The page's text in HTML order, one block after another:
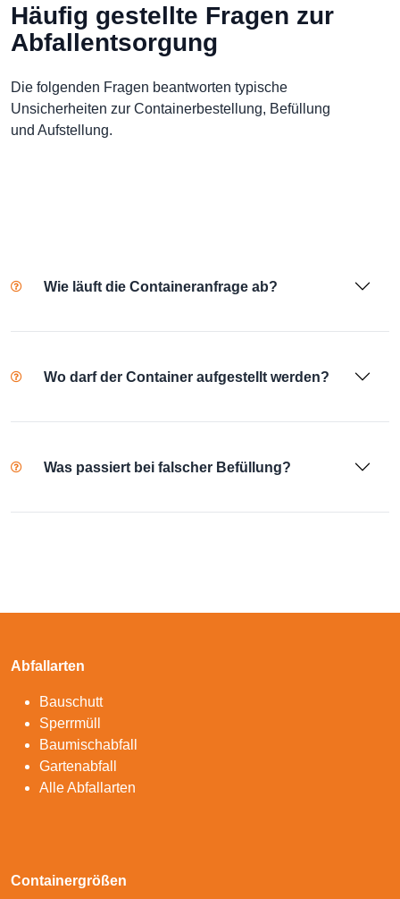
Häufig gestellte Fragen zur
Abfallentsorgung
Die folgenden Fragen beantworten typische
Unsicherheiten zur Containerbestellung, Befüllung
und Aufstellung.
Wie läuft die Containeranfrage ab?
Wo darf der Container aufgestellt werden?
Was passiert bei falscher Befüllung?
Abfallarten
Bauschutt
Sperrmüll
Baumischabfall
Gartenabfall
Alle Abfallarten
Containergrößen